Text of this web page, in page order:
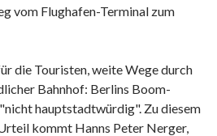
vom Flughafen-Terminal zum
die Touristen, weite Wege durch
Bahnhof: Berlins Boom-
hauptstadtwürdig". Zu diesem
kommt Hanns Peter Nerger,